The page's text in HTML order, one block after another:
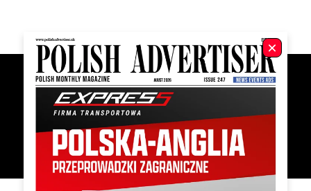
Related Products